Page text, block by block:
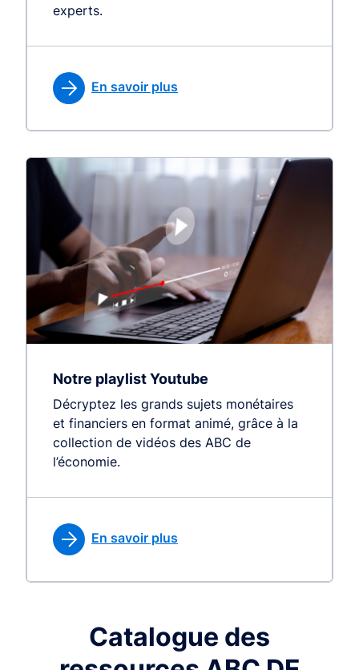
experts.
En savoir plus
Notre playlist Youtube
Décryptez les grands sujets monétaires
et financiers en format animé, grâce à la
collection de vidéos des ABC de
l’économie.
En savoir plus
Catalogue des